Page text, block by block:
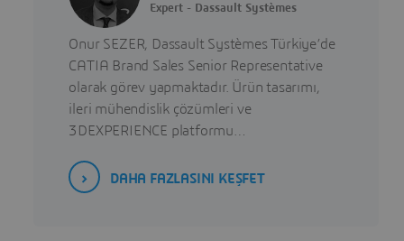
Expert - Dassault Systèmes
Onur SEZER, Dassault Systèmes Türkiye’de
CATIA Brand Sales Senior Representative
olarak görev yapmaktadır. Ürün tasarımı,
ileri mühendislik çözümleri ve
3DEXPERIENCE platformu…
DAHA FAZLASINI KEŞFET